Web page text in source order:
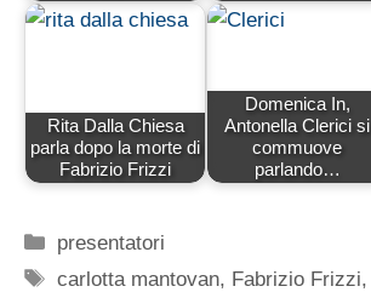
Rita Dalla Chiesa
parla dopo la morte di
Fabrizio Frizzi
Domenica In,
Antonella Clerici si
commuove
parlando…
Categorie
presentatori
Tag
carlotta mantovan, Fabrizio Frizzi,